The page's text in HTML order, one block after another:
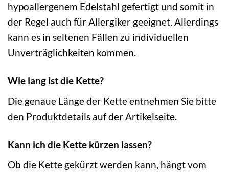
hypoallergenem Edelstahl gefertigt und somit in
der Regel auch für Allergiker geeignet. Allerdings
kann es in seltenen Fällen zu individuellen
Unverträglichkeiten kommen.
Wie lang ist die Kette?
Die genaue Länge der Kette entnehmen Sie bitte
den Produktdetails auf der Artikelseite.
Kann ich die Kette kürzen lassen?
Ob die Kette gekürzt werden kann, hängt vom